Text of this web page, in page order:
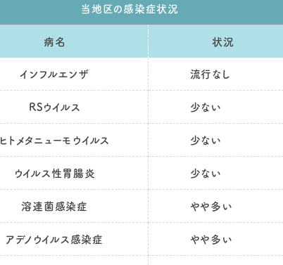
当地区の感染症状況
病名 状況
インフルエンザ 流行なし
RSウイルス 少ない
ヒトメタニューモウイルス 少ない
ウイルス性胃腸炎 少ない
溶連菌感染症 やや多い
アデノウイルス感染症 やや多い